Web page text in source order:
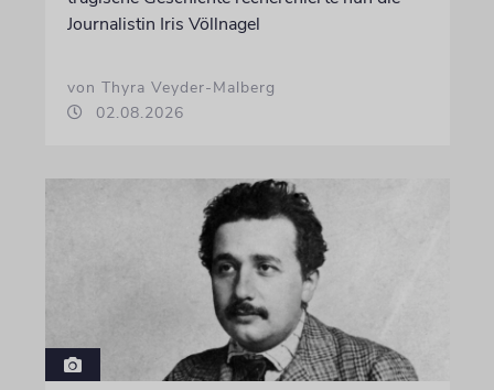
Journalistin Iris Völlnagel
von Thyra Veyder-Malberg
02.08.2026